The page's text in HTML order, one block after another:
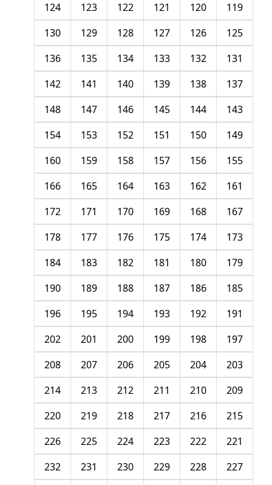
119
120
121
122
123
124
125
126
127
128
129
130
131
132
133
134
135
136
137
138
139
140
141
142
143
144
145
146
147
148
149
150
151
152
153
154
155
156
157
158
159
160
161
162
163
164
165
166
167
168
169
170
171
172
173
174
175
176
177
178
179
180
181
182
183
184
185
186
187
188
189
190
191
192
193
194
195
196
197
198
199
200
201
202
203
204
205
206
207
208
209
210
211
212
213
214
215
216
217
218
219
220
221
222
223
224
225
226
227
228
229
230
231
232